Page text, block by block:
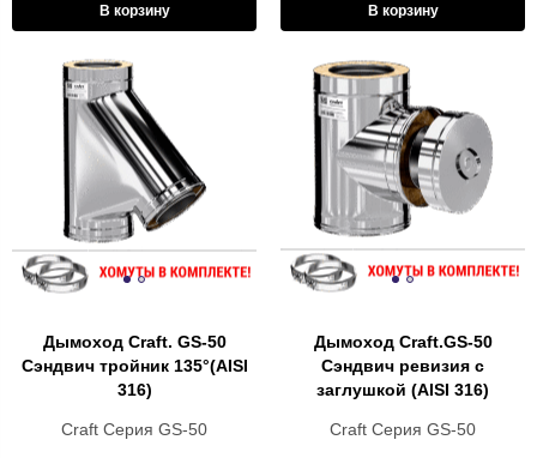
В корзину В корзину
Дымоход Craft. GS-50
Сэндвич тройник 135°(AISI
316)
Craft Cерия GS-50
Дымоход Craft.GS-50
Сэндвич ревизия с
заглушкой (AISI 316)
Craft Cерия GS-50